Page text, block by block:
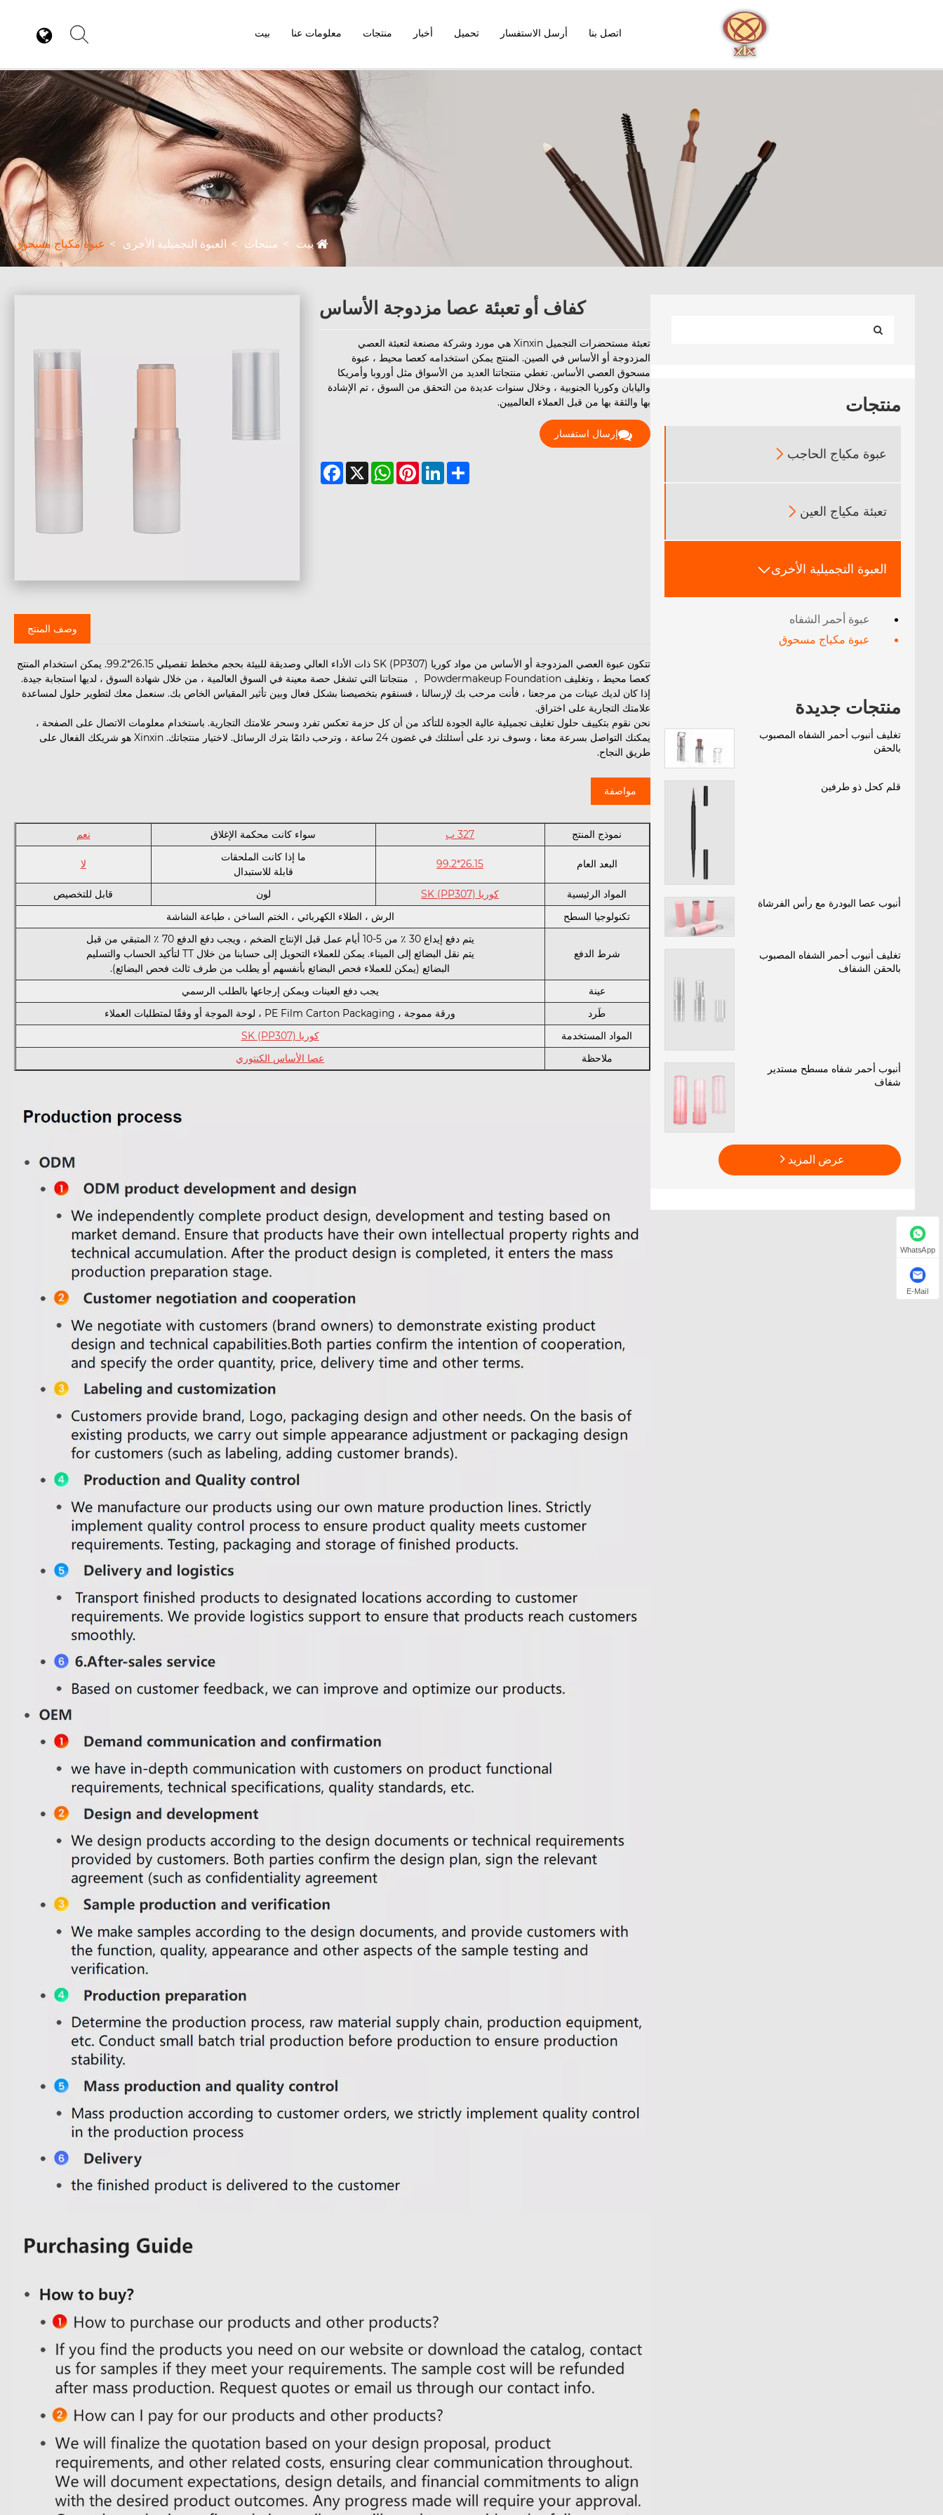
بيت معلومات عنا منتجات أخبار تحميل أرسل الاستفسار اتصل بنا
بيت منتجات العبوة التجميلية الأخرى عبوة مكياج مسحوق
منتجات
عبوة مكياج الحاجب 
تعبئة مكياج العين 
العبوة التجميلية الأخرى
عبوة أحمر الشفاه
عبوة مكياج مسحوق
منتجات جديدة
تغليف أنبوب أحمر الشفاه المصبوب
بالحقن
قلم كحل ذو طرفين
أنبوب عصا البودرة مع رأس الفرشاة
تغليف أنبوب أحمر الشفاه المصبوب
بالحقن الشفاف
أنبوب أحمر شفاه مسطح مستدير
شفاف
عرض المزيد
كفاف أو تعبئة عصا مزدوجة الأساس
تعبئة مستحضرات التجميل Xinxin هي مورد وشركة مصنعة لتعبئة العصي
المزدوجة أو الأساس في الصين. المنتج يمكن استخدامه كعصا محيط ، عبوة
مسحوق العصي الأساس. تغطي منتجاتنا العديد من الأسواق مثل أوروبا وأمريكا
واليابان وكوريا الجنوبية ، وخلال سنوات عديدة من التحقق من السوق ، تم الإشادة
بها والثقة بها من قبل العملاء العالميين.
إرسال استفسار
Facebook X
WhatsAppPinterestLinkedInShare
وصف المنتج
تتكون عبوة العصي المزدوجة أو الأساس من مواد كوريا SK (PP307) ذات الأداء العالي وصديقة للبيئة بحجم مخطط تفصيلي 26.15*99.2. يمكن استخدام المنتج
كعصا محيط ، وتغليف Powdermakeup Foundation ， منتجاتنا التي تشغل حصة معينة في السوق العالمية ، من خلال شهادة السوق ، لديها استجابة جيدة.
إذا كان لديك عينات من مرجعنا ، فأنت مرحب بك لإرسالنا ، فسنقوم بتخصيصنا بشكل فعال وبين تأثير المقياس الخاص بك. سنعمل معك لتطوير حلول لمساعدة
علامتك التجارية على اختراق.
نحن نقوم بتكييف حلول تغليف تجميلية عالية الجودة للتأكد من أن كل حزمة تعكس تفرد وسحر علامتك التجارية. باستخدام معلومات الاتصال على الصفحة ،
يمكنك التواصل بسرعة معنا ، وسوف نرد على أسئلتك في غضون 24 ساعة ، وترحب دائمًا بترك الرسائل. لاختيار منتجاتك. Xinxin هو شريكك الفعال على
طريق النجاح.
مواصفة
نموذج المنتج 327 ب سواء كانت محكمة الإغلاق نعم
البعد العام 26.15*99.2
ما إذا كانت الملحقات
قابلة للاستبدال
لا
المواد الرئيسية كوريا SK (PP307) لون
قابل للتخصيص
تكنولوجيا السطح
الرش ، الطلاء الكهربائي ، الختم الساخن ، طباعة الشاشة
شرط الدفع
يتم دفع إيداع 30 ٪ من 5-10 أيام عمل قبل الإنتاج الضخم ، ويجب دفع الدفع 70 ٪ المتبقي من قبل
يتم نقل البضائع إلى الميناء. يمكن للعملاء التحويل إلى حسابنا من خلال TT لتأكيد الحساب والتسليم
البضائع (يمكن للعملاء فحص البضائع بأنفسهم أو يطلب من طرف ثالث فحص البضائع).
عينة
يجب دفع العينات ويمكن إرجاعها بالطلب الرسمي
طَرد
ورقة مموجة ، PE Film Carton Packaging ، لوحة الموجة أو وفقًا لمتطلبات العملاء
المواد المستخدمة
كوريا SK (PP307)
ملاحظة
عصا الأساس الكنتوري
WhatsApp
E-Mail